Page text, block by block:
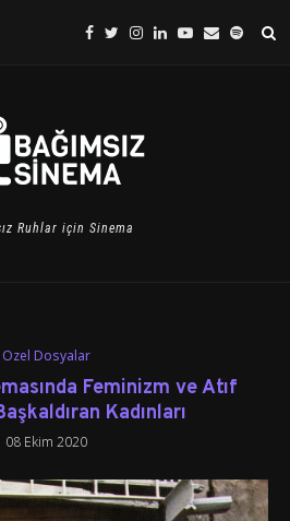
Ruhlar için Sinema
Özel Dosyalar
Feminizm ve Atıf
Kadınları
08 Ekim 2020